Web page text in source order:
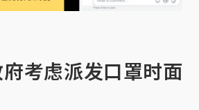
考虑派发口罩时面